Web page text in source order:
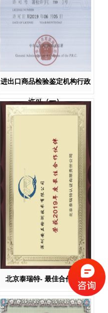
进出口商品检验鉴定机构行政
许可（一）
北京泰瑞特- 最佳合作伙伴